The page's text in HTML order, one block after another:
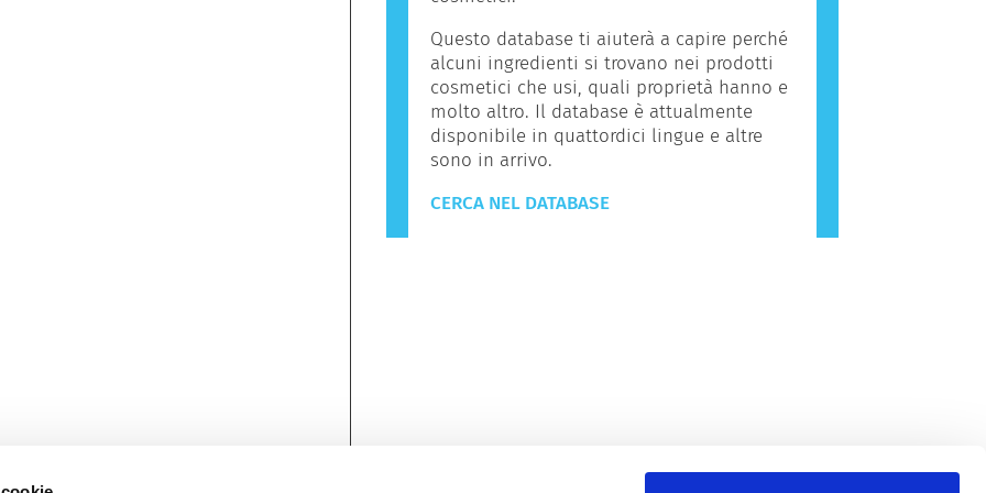
Questo database ti aiuterà a capire perché
alcuni ingredienti si trovano nei prodotti
cosmetici che usi, quali proprietà hanno e
molto altro. Il database è attualmente
disponibile in quattordici lingue e altre
sono in arrivo.
CERCA NEL DATABASE